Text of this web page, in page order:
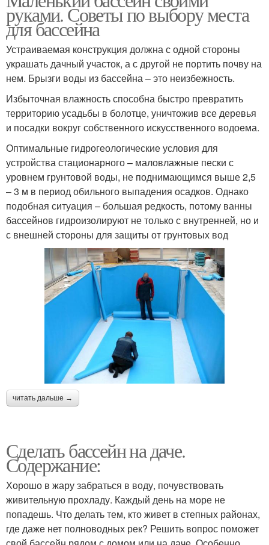
руками. Советы по выбору места
для бассейна
Устраиваемая конструкция должна с одной стороны
украшать дачный участок, а с другой не портить почву на
нем. Брызги воды из бассейна – это неизбежность.
Избыточная влажность способна быстро превратить
территорию усадьбы в болотце, уничтожив все деревья
и посадки вокруг собственного искусственного водоема.
Оптимальные гидрогеологические условия для
устройства стационарного – маловлажные пески с
уровнем грунтовой воды, не поднимающимся выше 2,5
– 3 м в период обильного выпадения осадков. Однако
подобная ситуация – большая редкость, потому ванны
бассейнов гидроизолируют не только с внутренней, но и
с внешней стороны для защиты от грунтовых вод
читать дальше →
Сделать бассейн на даче.
Содержание:
Хорошо в жару забраться в воду, почувствовать
живительную прохладу. Каждый день на море не
попадешь. Что делать тем, кто живет в степных районах,
где даже нет полноводных рек? Решить вопрос поможет